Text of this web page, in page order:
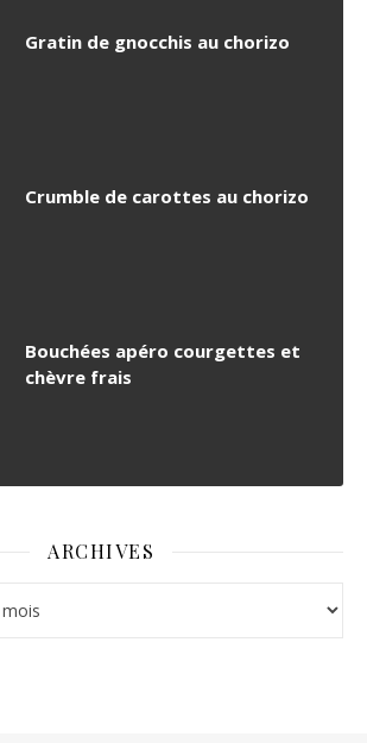
Gratin de gnocchis au chorizo
Crumble de carottes au chorizo
Bouchées apéro courgettes et
chèvre frais
ARCHIVES